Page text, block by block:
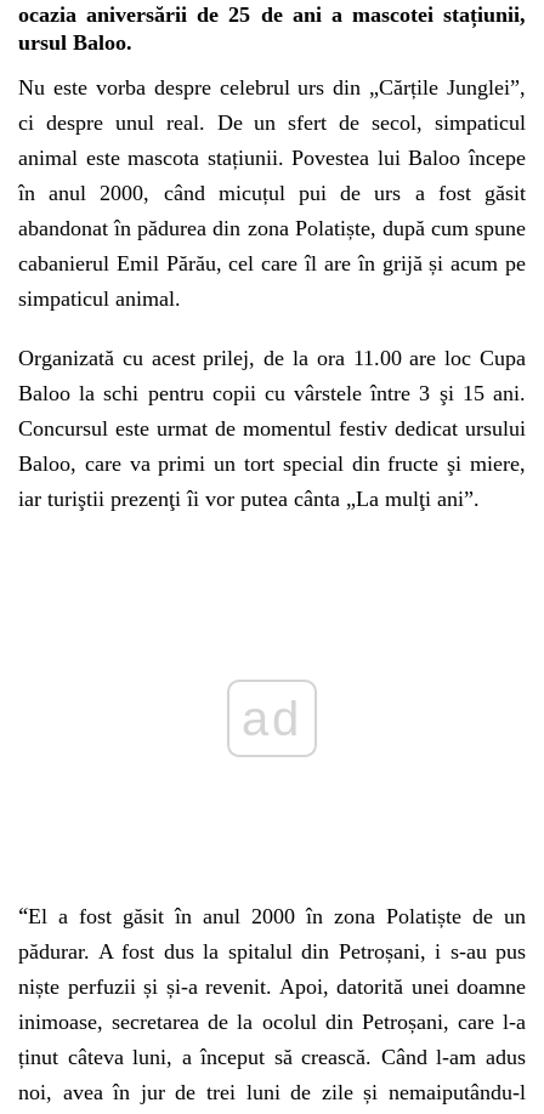
ocazia aniversării de 25 de ani a mascotei stațiunii,
ursul Baloo.
Nu este vorba despre celebrul urs din „Cărțile Junglei”,
ci despre unul real. De un sfert de secol, simpaticul
animal este mascota stațiunii. Povestea lui Baloo începe
în anul 2000, când micuțul pui de urs a fost găsit
abandonat în pădurea din zona Polatiște, după cum spune
cabanierul Emil Părău, cel care îl are în grijă și acum pe
simpaticul animal.
Organizată cu acest prilej, de la ora 11.00 are loc Cupa
Baloo la schi pentru copii cu vârstele între 3 şi 15 ani.
Concursul este urmat de momentul festiv dedicat ursului
Baloo, care va primi un tort special din fructe şi miere,
iar turiştii prezenţi îi vor putea cânta „La mulţi ani”.
“El a fost găsit în anul 2000 în zona Polatiște de un
pădurar. A fost dus la spitalul din Petroșani, i s-au pus
niște perfuzii și și-a revenit. Apoi, datorită unei doamne
inimoase, secretarea de la ocolul din Petroșani, care l-a
ținut câteva luni, a început să crească. Când l-am adus
noi, avea în jur de trei luni de zile și nemaiputându-l